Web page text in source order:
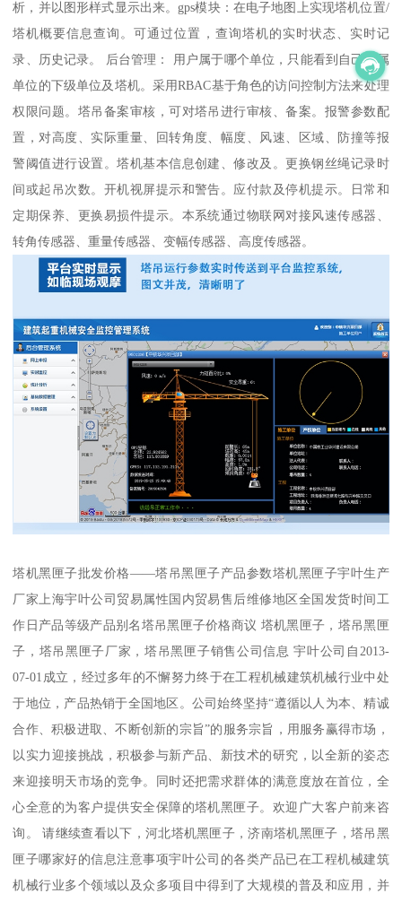
析，并以图形样式显示出来。gps模块：在电子地图上实现塔机位置/
塔机概要信息查询。可通过位置，查询塔机的实时状态、实时记
录、历史记录。 后台管理： 用户属于哪个单位，只能看到自己所属
单位的下级单位及塔机。采用RBAC基于角色的访问控制方法来处理
权限问题。塔吊备案审核，可对塔吊进行审核、备案。报警参数配
置，对高度、实际重量、回转角度、幅度、风速、区域、防撞等报
警阈值进行设置。塔机基本信息创建、修改及。更换钢丝绳记录时
间或起吊次数。开机视屏提示和警告。应付款及停机提示。日常和
定期保养、更换易损件提示。本系统通过物联网对接风速传感器、
转角传感器、重量传感器、变幅传感器、高度传感器。
塔机黑匣子批发价格——塔吊黑匣子产品参数塔机黑匣子宇叶生产
厂家上海宇叶公司贸易属性国内贸易售后维修地区全国发货时间工
作日产品等级产品别名塔吊黑匣子价格商议 塔机黑匣子，塔吊黑匣
子，塔吊黑匣子厂家，塔吊黑匣子销售公司信息 宇叶公司自2013-
07-01成立，经过多年的不懈努力终于在工程机械建筑机械行业中处
于地位，产品热销于全国地区。公司始终坚持“遵循以人为本、精诚
合作、积极进取、不断创新的宗旨”的服务宗旨，用服务赢得市场，
以实力迎接挑战，积极参与新产品、新技术的研究，以全新的姿态
来迎接明天市场的竞争。同时还把需求群体的满意度放在首位，全
心全意的为客户提供安全保障的塔机黑匣子。欢迎广大客户前来咨
询。 请继续查看以下，河北塔机黑匣子，济南塔机黑匣子，塔吊黑
匣子哪家好的信息注意事项宇叶公司的各类产品已在工程机械建筑
机械行业多个领域以及众多项目中得到了大规模的普及和应用，并